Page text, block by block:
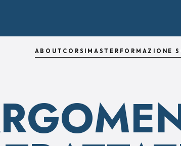
ABOUT CORSI MASTER FORMAZIONE